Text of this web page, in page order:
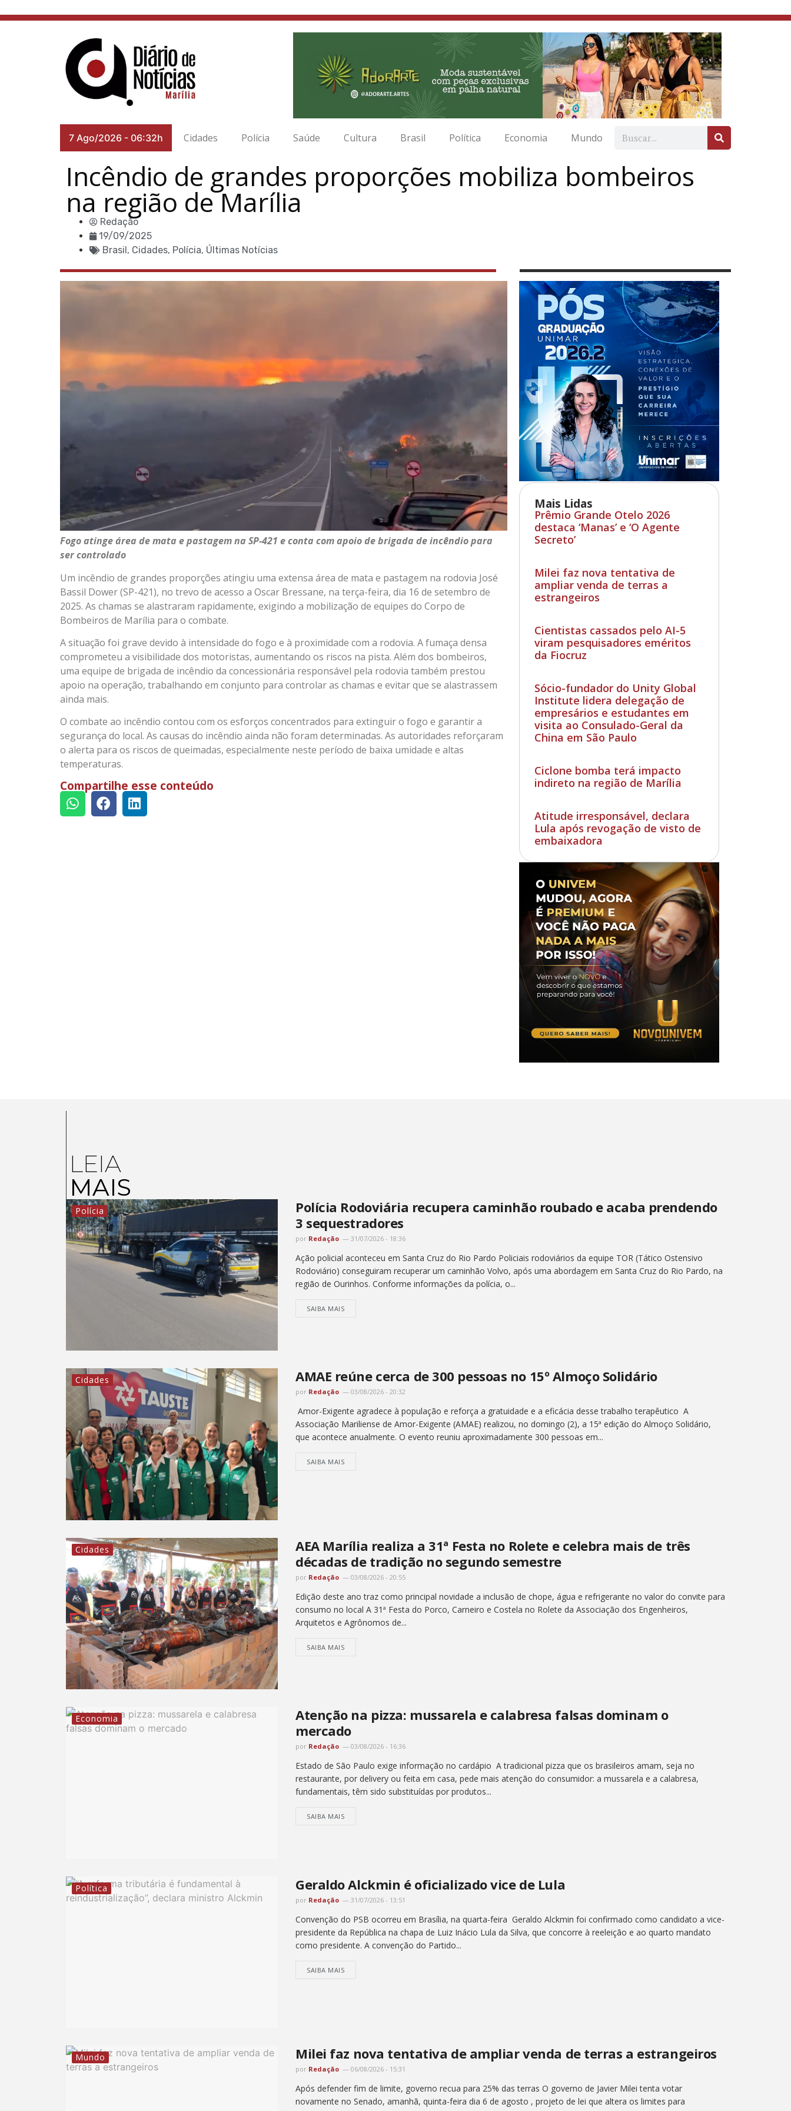
7 Ago/2026 - 06:32h Cidades Polícia Saúde Cultura Brasil Política Economia Mundo
Incêndio de grandes proporções mobiliza bombeiros
na região de Marília
Redação
19/09/2025
Brasil, Cidades, Polícia, Últimas Notícias
Mais Lidas
Prêmio Grande Otelo 2026
destaca ‘Manas’ e ‘O Agente
Secreto’
Milei faz nova tentativa de
ampliar venda de terras a
estrangeiros
Cientistas cassados pelo AI-5
viram pesquisadores eméritos
da Fiocruz
Sócio-fundador do Unity Global
Institute lidera delegação de
empresários e estudantes em
visita ao Consulado-Geral da
China em São Paulo
Ciclone bomba terá impacto
indireto na região de Marília
Atitude irresponsável, declara
Lula após revogação de visto de
embaixadora
Fogo atinge área de mata e pastagem na SP-421 e conta com apoio de brigada de incêndio para
ser controlado
Um incêndio de grandes proporções atingiu uma extensa área de mata e pastagem na rodovia José
Bassil Dower (SP-421), no trevo de acesso a Oscar Bressane, na terça-feira, dia 16 de setembro de
2025. As chamas se alastraram rapidamente, exigindo a mobilização de equipes do Corpo de
Bombeiros de Marília para o combate.
A situação foi grave devido à intensidade do fogo e à proximidade com a rodovia. A fumaça densa
comprometeu a visibilidade dos motoristas, aumentando os riscos na pista. Além dos bombeiros,
uma equipe de brigada de incêndio da concessionária responsável pela rodovia também prestou
apoio na operação, trabalhando em conjunto para controlar as chamas e evitar que se alastrassem
ainda mais.
O combate ao incêndio contou com os esforços concentrados para extinguir o fogo e garantir a
segurança do local. As causas do incêndio ainda não foram determinadas. As autoridades reforçaram
o alerta para os riscos de queimadas, especialmente neste período de baixa umidade e altas
temperaturas.
Compartilhe esse conteúdo
LEIA
MAIS
Polícia
Polícia Rodoviária recupera caminhão roubado e acaba prendendo
3 sequestradores
por Redação 31/07/2026 - 18:36
Ação policial aconteceu em Santa Cruz do Rio Pardo Policiais rodoviários da equipe TOR (Tático Ostensivo
Rodoviário) conseguiram recuperar um caminhão Volvo, após uma abordagem em Santa Cruz do Rio Pardo, na
região de Ourinhos. Conforme informações da polícia, o...
SAIBA MAIS
Cidades AMAE reúne cerca de 300 pessoas no 15º Almoço Solidário
por Redação 03/08/2026 - 20:32
Amor-Exigente agradece à população e reforça a gratuidade e a eficácia desse trabalho terapêutico A
Associação Mariliense de Amor-Exigente (AMAE) realizou, no domingo (2), a 15ª edição do Almoço Solidário,
que acontece anualmente. O evento reuniu aproximadamente 300 pessoas em...
SAIBA MAIS
Cidades
AEA Marília realiza a 31ª Festa no Rolete e celebra mais de três
décadas de tradição no segundo semestre
por Redação 03/08/2026 - 20:55
Edição deste ano traz como principal novidade a inclusão de chope, água e refrigerante no valor do convite para
consumo no local A 31ª Festa do Porco, Carneiro e Costela no Rolete da Associação dos Engenheiros,
Arquitetos e Agrônomos de...
SAIBA MAIS
Economia
Atenção na pizza: mussarela e calabresa falsas dominam o
mercado
por Redação 03/08/2026 - 16:36
Estado de São Paulo exige informação no cardápio A tradicional pizza que os brasileiros amam, seja no
restaurante, por delivery ou feita em casa, pede mais atenção do consumidor: a mussarela e a calabresa,
fundamentais, têm sido substituídas por produtos...
SAIBA MAIS
Política Geraldo Alckmin é oficializado vice de Lula
por Redação 31/07/2026 - 13:51
Convenção do PSB ocorreu em Brasília, na quarta-feira Geraldo Alckmin foi confirmado como candidato a vice-
presidente da República na chapa de Luiz Inácio Lula da Silva, que concorre à reeleição e ao quarto mandato
como presidente. A convenção do Partido...
SAIBA MAIS
Mundo Milei faz nova tentativa de ampliar venda de terras a estrangeiros
por Redação 06/08/2026 - 15:31
Após defender fim de limite, governo recua para 25% das terras O governo de Javier Milei tenta votar
novamente no Senado, amanhã, quinta-feira dia 6 de agosto , projeto de lei que altera os limites para